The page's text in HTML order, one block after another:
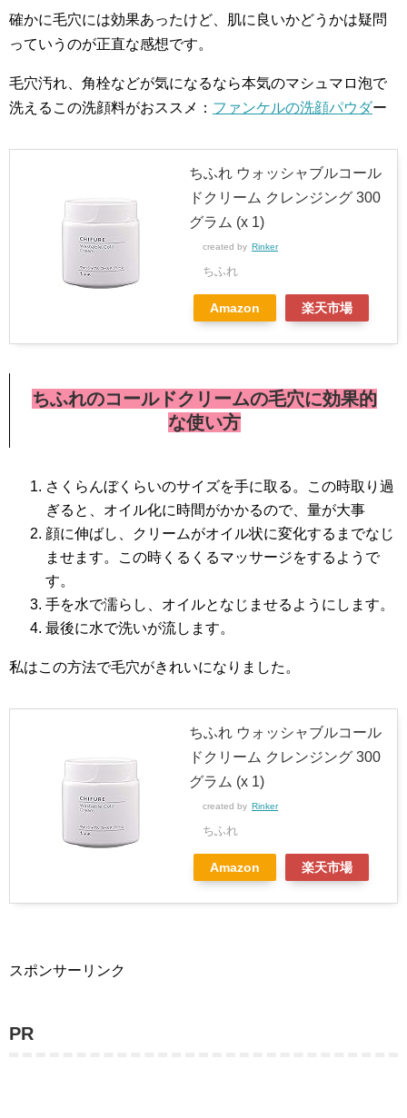
確かに毛穴には効果あったけど、肌に良いかどうかは疑問
っていうのが正直な感想です。
毛穴汚れ、角栓などが気になるなら本気のマシュマロ泡で
洗えるこの洗顔料がおススメ： ファンケルの洗顔パウダー
ちふれ ウォッシャブルコール
ドクリーム クレンジング 300
グラム (x 1)
created by Rinker
ちふれ
Amazon 楽天市場
ちふれのコールドクリームの毛穴に効果的
な使い方
さくらんぼくらいのサイズを手に取る。この時取り過
ぎると、オイル化に時間がかかるので、量が大事
顔に伸ばし、クリームがオイル状に変化するまでなじ
ませます。この時くるくるマッサージをするようで
す。
手を水で濡らし、オイルとなじませるようにします。
最後に水で洗いが流します。
私はこの方法で毛穴がきれいになりました。
ちふれ ウォッシャブルコール
ドクリーム クレンジング 300
グラム (x 1)
created by Rinker
ちふれ
Amazon 楽天市場
スポンサーリンク
PR